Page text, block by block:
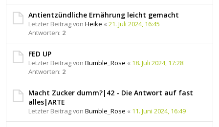
Antientzündliche Ernährung leicht gemacht
Letzter Beitrag von Heike « 21. Juli 2024, 16:45
Antworten: 2
FED UP
Letzter Beitrag von Bumble_Rose « 18. Juli 2024, 17:28
Antworten: 2
Macht Zucker dumm?|42 - Die Antwort auf fast
alles|ARTE
Letzter Beitrag von Bumble_Rose « 11. Juni 2024, 16:49